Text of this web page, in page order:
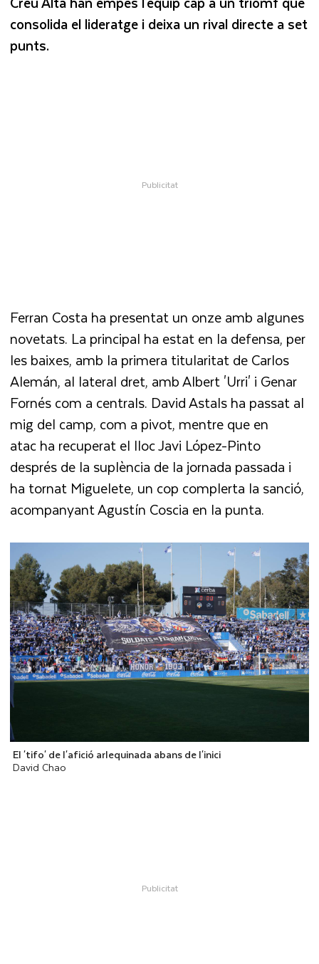
consolida el lideratge i deixa un rival directe a set
punts.
Ferran Costa ha presentat un onze amb algunes
novetats. La principal ha estat en la defensa, per
les baixes, amb la primera titularitat de Carlos
Alemán, al lateral dret, amb Albert 'Urri' i Genar
Fornés com a centrals. David Astals ha passat al
mig del camp, com a pivot, mentre que en
atac ha recuperat el lloc Javi López-Pinto
després de la suplència de la jornada passada i
ha tornat Miguelete, un cop complerta la sanció,
acompanyant Agustín Coscia en la punta.
El 'tifo' de l'afició arlequinada abans de l'inici
David Chao